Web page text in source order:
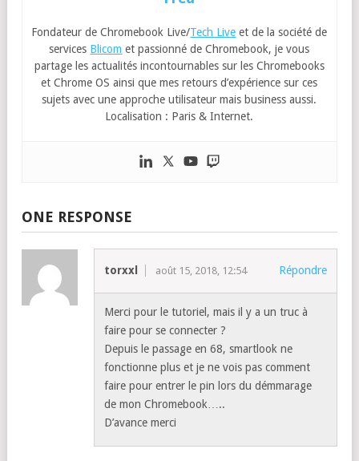
Fondateur de Chromebook Live/Tech Live et de la société de
services Blicom et passionné de Chromebook, je vous
partage les actualités incontournables sur les Chromebooks
et Chrome OS ainsi que mes retours d’expérience sur ces
sujets avec une approche utilisateur mais business aussi.
Localisation : Paris & Internet.
ONE RESPONSE
torxxl août 15, 2018, 12:54 Répondre
Merci pour le tutoriel, mais il y a un truc à
faire pour se connecter ?
Depuis le passage en 68, smartlook ne
fonctionne plus et je ne vois pas comment
faire pour entrer le pin lors du démmarage
de mon Chromebook…..
D’avance merci